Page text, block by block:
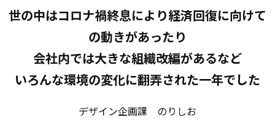
世の中はコロナ禍終息により経済回復に向けて
の動きがあったり
会社内では大きな組織改編があるなど
いろんな環境の変化に翻弄された一年でした
デザイン企画課 のりしお